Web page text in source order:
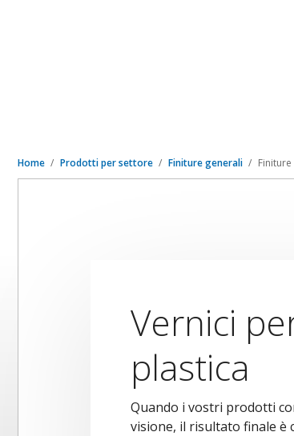
Home Prodotti per settore Finiture generali
Vernici
plastica
Quando i vostri prodotti
visione, il risultato finale è